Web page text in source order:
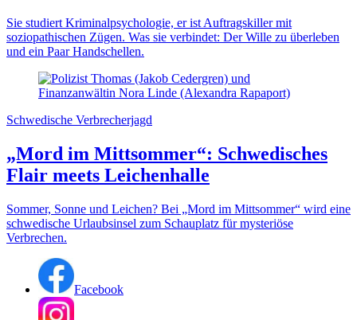
Sie studiert Kriminalpsychologie, er ist Auftragskiller mit
soziopathischen Zügen. Was sie verbindet: Der Wille zu überleben
und ein Paar Handschellen.
Schwedische Verbrecherjagd
„Mord im Mittsommer“: Schwedisches
Flair meets Leichenhalle
Sommer, Sonne und Leichen? Bei „Mord im Mittsommer“ wird eine
schwedische Urlaubsinsel zum Schauplatz für mysteriöse
Verbrechen.
Facebook